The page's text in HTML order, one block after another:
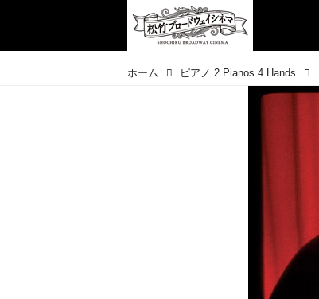
ホーム ピアノ 2 Pianos 4 Hands